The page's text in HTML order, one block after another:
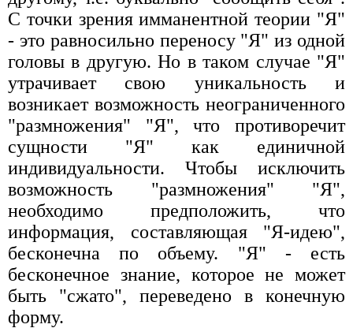
С точки зрения имманентной теории "Я"
- это равносильно переносу "Я" из одной
головы в другую. Но в таком случае "Я"
утрачивает свою уникальность и
возникает возможность неограниченного
"размножения" "Я", что противоречит
сущности "Я" как единичной
индивидуальности. Чтобы исключить
возможность "размножения" "Я",
необходимо предположить, что
информация, составляющая "Я-идею",
бесконечна по объему. "Я" - есть
бесконечное знание, которое не может
быть "сжато", переведено в конечную
форму.